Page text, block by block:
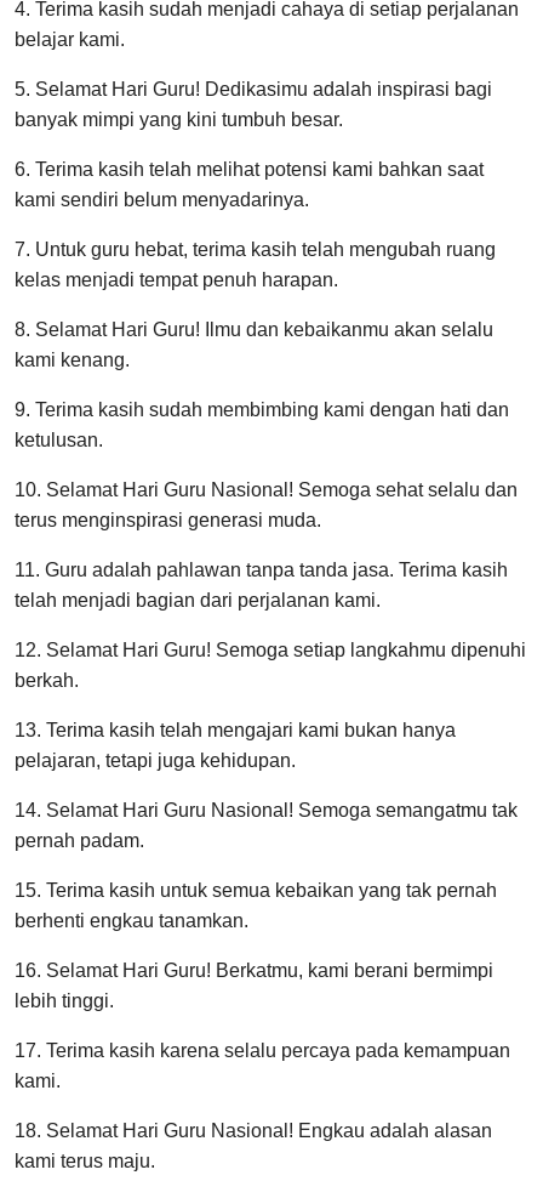
4. Terima kasih sudah menjadi cahaya di setiap perjalanan
belajar kami.
5. Selamat Hari Guru! Dedikasimu adalah inspirasi bagi
banyak mimpi yang kini tumbuh besar.
6. Terima kasih telah melihat potensi kami bahkan saat
kami sendiri belum menyadarinya.
7. Untuk guru hebat, terima kasih telah mengubah ruang
kelas menjadi tempat penuh harapan.
8. Selamat Hari Guru! Ilmu dan kebaikanmu akan selalu
kami kenang.
9. Terima kasih sudah membimbing kami dengan hati dan
ketulusan.
10. Selamat Hari Guru Nasional! Semoga sehat selalu dan
terus menginspirasi generasi muda.
11. Guru adalah pahlawan tanpa tanda jasa. Terima kasih
telah menjadi bagian dari perjalanan kami.
12. Selamat Hari Guru! Semoga setiap langkahmu dipenuhi
berkah.
13. Terima kasih telah mengajari kami bukan hanya
pelajaran, tetapi juga kehidupan.
14. Selamat Hari Guru Nasional! Semoga semangatmu tak
pernah padam.
15. Terima kasih untuk semua kebaikan yang tak pernah
berhenti engkau tanamkan.
16. Selamat Hari Guru! Berkatmu, kami berani bermimpi
lebih tinggi.
17. Terima kasih karena selalu percaya pada kemampuan
kami.
18. Selamat Hari Guru Nasional! Engkau adalah alasan
kami terus maju.